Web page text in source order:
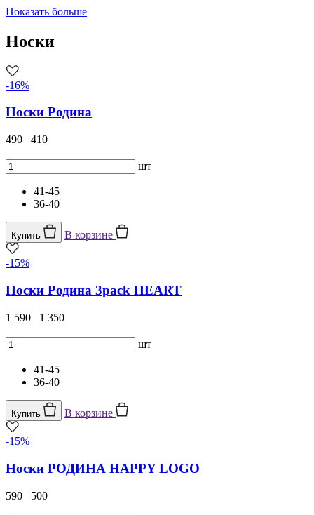
Показать больше
Носки
-16%
Носки Родина
490 410
шт
41-45
36-40
Купить В корзине
-15%
Носки Родина 3pack HEART
1 590 1 350
шт
41-45
36-40
Купить В корзине
-15%
Носки РОДИНА HAPPY LOGO
590 500